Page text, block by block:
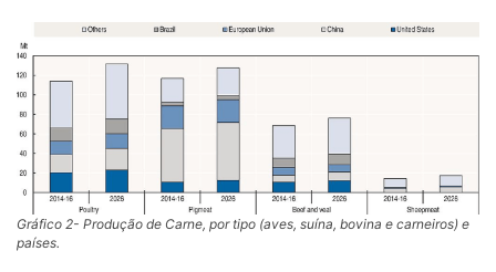
Gráfico 2- Produção de Carne, por tipo (aves, suína, bovina e carneiros) e
países.